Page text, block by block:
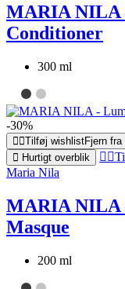
MARIA NILA
Conditioner
300 ml
-30%
Tilføj wishlistFjern
Hurtigt overblik
Maria Nila
MARIA NILA
Masque
200 ml